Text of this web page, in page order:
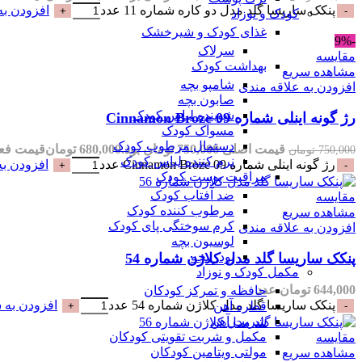
کودک و نوزاد
غذای کودک و شیرخشک
سرلاک
بهداشت کودک
شامپو بچه
صابون بچه
شوینده لباس کودک
مسواک کودک
دستمال مرطوب کودک
نرم کننده لباس کودک
مراقبت پوست کودک
ضد آفتاب کودک
مرطوب کننده کودک
کرم سوختگی پای کودک
لوسیون بچه
پودر بچه
مکمل کودک و نوزاد
حافظه و تمرکز کودکان
قطره آهن
شربت آهن
مکمل و شربت تقویتی کودکان
مولتی ویتامین کودکان
پنکک ساریسا گلد مدل دو کاره شماره 11 عدد
افزودن
-9%
مقایسه
مشاهده سریع
افزودن به علاقه مندی
رژ گونه اینلی شماره Cinnamon Broze 09
750,000 تومان قیمت اصلی 750,000 تومان بود. 680,000 تومانقیمت فعلی 680,000
رژ گونه اینلی شماره Cinnamon Broze 09 عدد
افزودن
مقایسه
مشاهده سریع
افزودن به علاقه مندی
پنکک ساریسا گلد مدل کلاژن شماره 54
644,000 تومان عدد
پنکک ساریسا گلد مدل کلاژن شماره 54 عدد
افزودن
مقایسه
مشاهده سریع